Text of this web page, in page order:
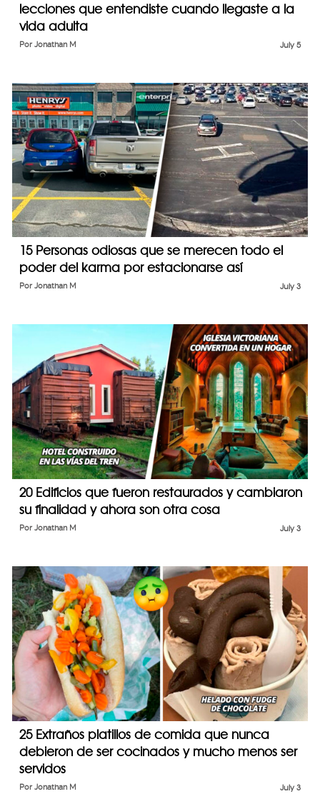
lecciones que entendiste cuando llegaste a la
vida adulta
July 5
Por Jonathan M
15 Personas odiosas que se merecen todo el
poder del karma por estacionarse así
July 3
Por Jonathan M
20 Edificios que fueron restaurados y cambiaron
su finalidad y ahora son otra cosa
July 3
Por Jonathan M
25 Extraños platillos de comida que nunca
debieron de ser cocinados y mucho menos ser
servidos
July 3
Por Jonathan M